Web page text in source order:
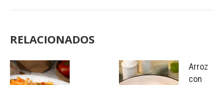
RELACIONADOS
Arroz
con